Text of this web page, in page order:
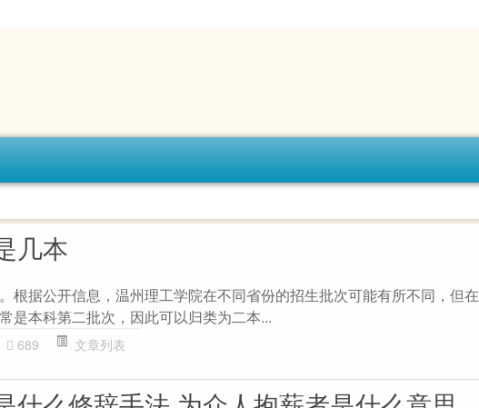
几本
根据公开信息，温州理工学院在不同省份的招生批次可能有所不同，但在
是本科第二批次，因此可以归类为二本...
689 文章列表